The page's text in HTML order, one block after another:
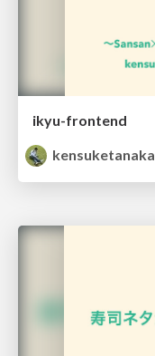
ikyu-frontend
kensuketanaka